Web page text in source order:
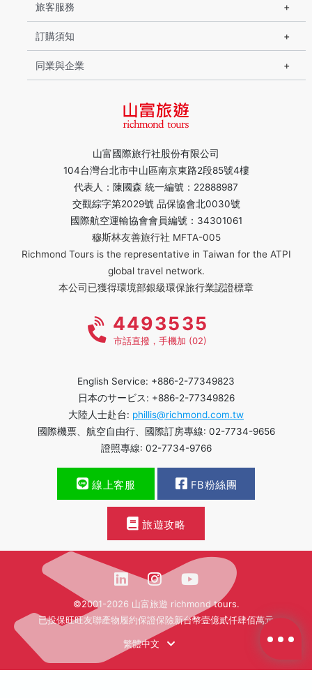
山富國際旅行社股份有限公司
104台灣台北市中山區南京東路2段85號4樓
代表人：陳國森 統一編號：22888987
交觀綜字第2029號 品保協會北0030號
國際航空運輸協會會員編號：34301061
穆斯林友善旅行社 MFTA-005
Richmond Tours is the representative in Taiwan for the ATPI
global travel network.
本公司已獲得環境部銀級環保旅行業認證標章
旅客服務
訂購須知
同業與企業
4493535
市話直撥，手機加 (02)
English Service: +886-2-77349823
日本のサービス: +886-2-77349826
大陸人士赴台: phillis@richmond.com.tw
國際機票、航空自由行、國際訂房專線: 02-7734-9656
證照專線: 02-7734-9766
線上客服 FB粉絲團
旅遊攻略
©2001-2026 山富旅遊 richmond tours.
已投保旺旺友聯產物履約保證保險新台幣壹億貳仟肆佰萬元
繁體中文